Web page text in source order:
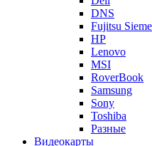
DNS
Fujitsu
HP
Lenovo
MSI
RoverBook
Samsung
Sony
Toshiba
Разные
Видеокарты